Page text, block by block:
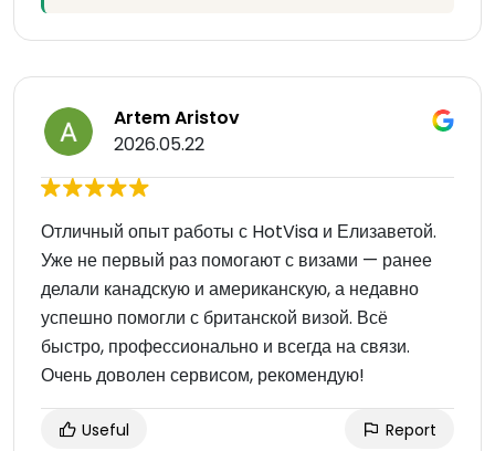
Artem Aristov
2026.05.22
Отличный опыт работы с HotVisa и Елизаветой.
Уже не первый раз помогают с визами — ранее
делали канадскую и американскую, а недавно
успешно помогли с британской визой. Всё
быстро, профессионально и всегда на связи.
Очень доволен сервисом, рекомендую!
Useful Report